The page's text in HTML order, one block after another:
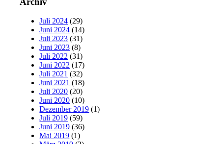
Juli 2024 (29)
Juni 2024 (14)
Juli 2023 (31)
Juni 2023 (8)
Juli 2022 (31)
Juni 2022 (17)
Juli 2021 (32)
Juni 2021 (18)
Juli 2020 (20)
Juni 2020 (10)
Dezember 2019 (1)
Juli 2019 (59)
Juni 2019 (36)
Mai 2019 (1)